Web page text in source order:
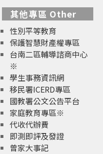
其他專區 Other
性別平等教育
保護智慧財產權專區
台南二區輔導諮商中心
※
學生事務資訊網
移民署ICERD專區
國教署公文公告平台
家庭教育專區※
代收代辦費
即測即評及發證
曾家大事記